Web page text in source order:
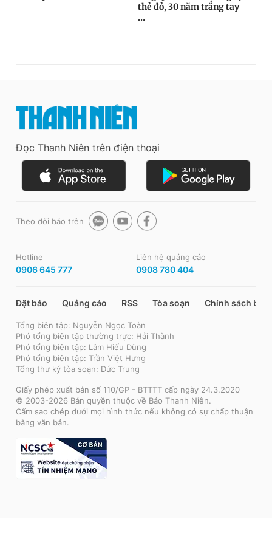
Đọc Thanh Niên trên điện thoại
Theo dõi báo trên
Hotline
0906 645 777
Liên hệ quảng cáo
0908 780 404
Đặt báo Quảng cáo RSS Tòa soạn Chính sách bảo
Tổng biên tập: Nguyễn Ngọc Toàn
Phó tổng biên tập thường trực: Hải Thành
Phó tổng biên tập: Lâm Hiếu Dũng
Phó tổng biên tập: Trần Việt Hưng
Tổng thư ký tòa soạn: Đức Trung
Giấy phép xuất bản số 110/GP - BTTTT cấp ngày 24.3.2020
© 2003-2026 Bản quyền thuộc về Báo Thanh Niên.
Cấm sao chép dưới mọi hình thức nếu không có sự chấp thuận
bằng văn bản.